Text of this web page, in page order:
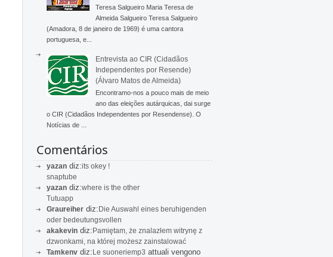
Teresa Salgueiro Maria Teresa de
Almeida Salgueiro Teresa Salgueiro
(Amadora, 8 de janeiro de 1969) é uma cantora
portuguesa, e...
Entrevista ao CIR (Cidadãos
Independentes por Resende)
(Álvaro Matos de Almeida)
Encontramo-nos a pouco mais de meio
ano das eleições autárquicas, dai surge
o CIR (Cidadãos Independentes por Resendense). O
Notícias de ...
Comentários
yazan diz:its okey !
snaptube
yazan diz:where is the other
Tutuapp
Graureiher diz:Die Auswahl eines beruhigenden
oder bedeutungsvollen
akakevin diz:Pamiętam, że znalazłem witrynę z
dzwonkami, na której możesz zainstalować
Tamkenv diz:Le suoneriemp3 attuali vengono